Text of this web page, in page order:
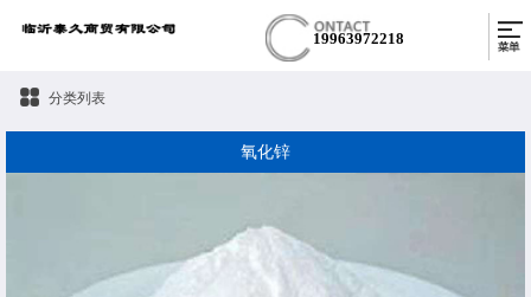
19963972218
分类列表
氧化锌